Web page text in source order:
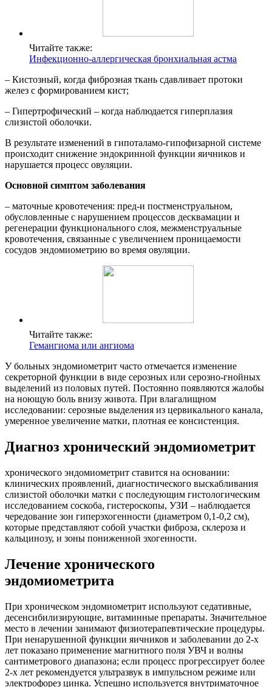
Читайте также:
Инфекционно-аллергическая бронхиальная астма
– Кистозный, когда фиброзная ткань сдавливает протоки
желез с формированием кист;
– Гипертрофический – когда наблюдается гиперплазия
слизистой оболочки.
В результате изменений в гипоталамо-гипофизарной системе
происходит снижение эндокринной функции яичников и
нарушается процесс овуляции.
Основной симптом заболевания
– маточные кровотечения: пред-и постменструальном,
обусловленные с нарушением процессов десквамации и
регенерации функционального слоя, межменструальные
кровотечения, связанные с увеличением проницаемости
сосудов эндомиометрию во время овуляции.
Читайте также:
Гемангиома или ангиома
У больных эндомиометрит часто отмечается изменение
секреторной функции в виде серозных или серозно-гнойных
выделений из половых путей. Постоянно появляются жалобы
на ноющую боль внизу живота. При влагалищном
исследовании: серозные выделения из цервикального канала,
умеренное увеличение матки, плотная ее консистенция.
Диагноз хронический эндомиометрит
хронического эндомиометрит ставится на основании:
клинических проявлений, диагностического выскабливания
слизистой оболочки матки с последующим гистологическим
исследованием соскоба, гистероскопы, УЗИ – наблюдается
чередование зон гиперэхогенности (диаметром 0,1-0,2 см),
которые представляют собой участки фиброза, склероза и
кальцинозу, и зоны пониженной эхогенности.
Лечение хронического
эндомиометрита
При хроническом эндомиометрит используют седативные,
десенсибилизирующие, витаминные препараты. Значительное
место в лечении занимают физиотерапевтические процедуры.
При ненарушенной функции яичников и заболевании до 2-х
лет показано применение магнитного поля УВЧ и волны
сантиметрового диапазона; если процесс прогрессирует более
2-х лет рекомендуется ультразвук в импульсном режиме или
электрофорез цинка. Успешно используется внутриматочное